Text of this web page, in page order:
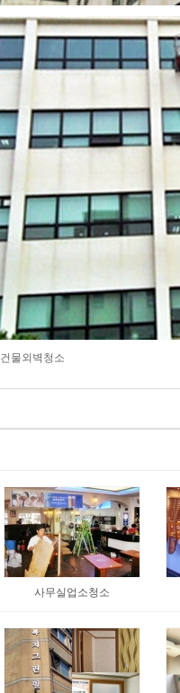
건물외벽청소
사무실업소청소